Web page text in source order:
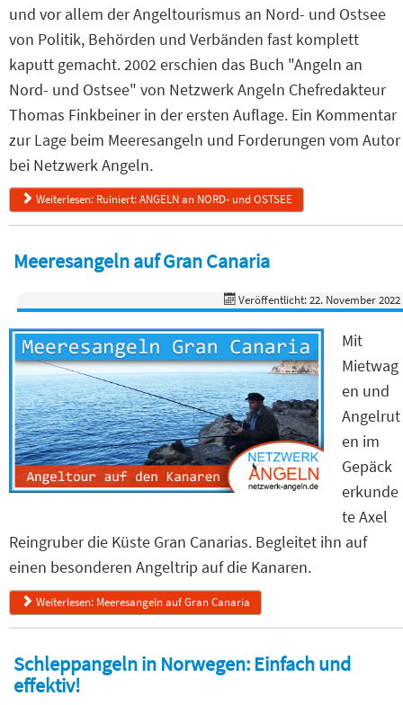
und vor allem der Angeltourismus an Nord- und Ostsee
von Politik, Behörden und Verbänden fast komplett
kaputt gemacht. 2002 erschien das Buch "Angeln an
Nord- und Ostsee" von Netzwerk Angeln Chefredakteur
Thomas Finkbeiner in der ersten Auflage. Ein Kommentar
zur Lage beim Meeresangeln und Forderungen vom Autor
bei Netzwerk Angeln.
Weiterlesen: Ruiniert: ANGELN an NORD- und OSTSEE
Meeresangeln auf Gran Canaria
Veröffentlicht: 22. November 2022
Mit
Mietwag
en und
Angelrut
en im
Gepäck
erkunde
te Axel
Reingruber die Küste Gran Canarias. Begleitet ihn auf
einen besonderen Angeltrip auf die Kanaren.
Weiterlesen: Meeresangeln auf Gran Canaria
Schleppangeln in Norwegen: Einfach und
effektiv!